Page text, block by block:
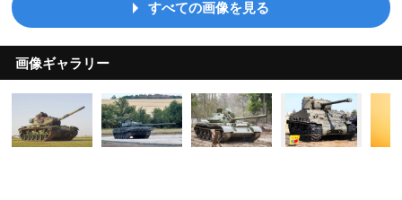
すべての画像を見る
画像ギャラリー